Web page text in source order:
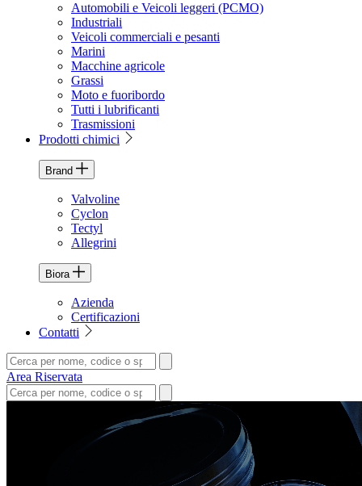
Automobili e Veicoli leggeri (PCMO)
Industriali
Veicoli commerciali e pesanti
Marini
Macchine agricole
Grassi
Moto e fuoribordo
Tutti i lubrificanti
Trasmissioni
Prodotti chimici
Brand
Valvoline
Cyclon
Tectyl
Allegrini
Biora
Azienda
Certificazioni
Contatti
Area Riservata